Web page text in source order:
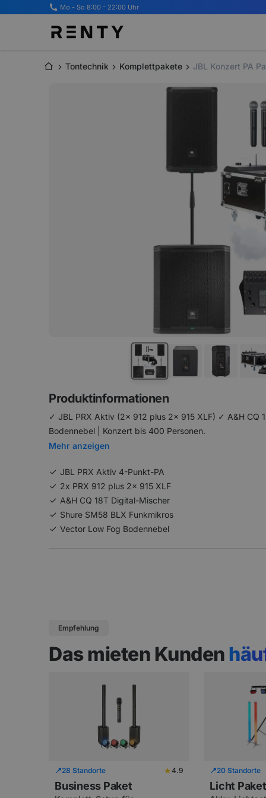
Mo - So 8:00 - 22:00 Uhr
Tontechnik Komplettpakete JBL Konzert PA
Produktinformationen
✓ JBL PRX Aktiv (2x 912 plus 2x 915 XLF) ✓ A&H CQ
Bodennebel | Konzert bis 400 Personen.
Mehr anzeigen
JBL PRX Aktiv 4-Punkt-PA
2x PRX 912 plus 2x 915 XLF
A&H CQ 18T Digital-Mischer
Shure SM58 BLX Funkmikros
Vector Low Fog Bodennebel
Empfehlung
Das mieten Kunden
📍28 Standorte ★4.9
Business Paket
📍20 Standorte
Licht Paket